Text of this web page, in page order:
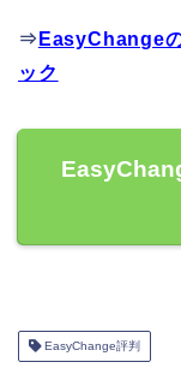
⇒ EasyChange
ック
EasyChange評判